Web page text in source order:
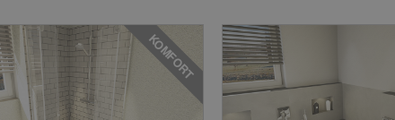
KOMFORT